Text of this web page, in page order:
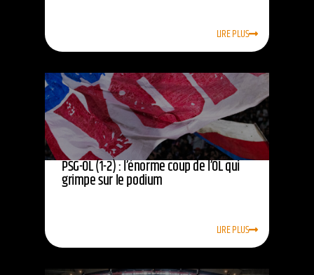
LIRE PLUS
PSG-OL (1-2) : l’énorme coup de l’OL qui
grimpe sur le podium
LIRE PLUS